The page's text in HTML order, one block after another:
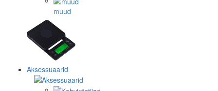
muud
Aksessuaarid